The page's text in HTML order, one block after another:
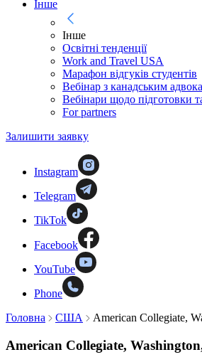
Інше
Інше
Освітні тенденції
Work and Travel USA
Марафон відгуків студентів
Вебінар з канадським
Вебінари щодо підготовки
For partners
Залишити заявку
Instagram
Telegram
TikTok
Facebook
YouTube
Phone
Головна
США American Collegiate,
American Collegiate,